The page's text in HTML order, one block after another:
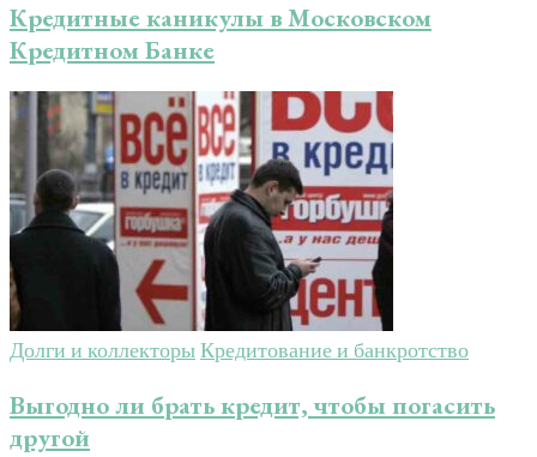
Кредитные каникулы в Московском
Кредитном Банке
Долги и коллекторыКредитование и банкротство
Выгодно ли брать кредит, чтобы погасить
другой